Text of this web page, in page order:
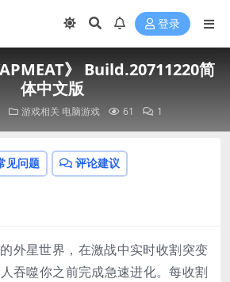
登录
》 Build.20711220简
体中文版
游戏相关 电脑游戏 61 1
见问题 评论建议
外星世界，在激战中实时收割突变
吞噬你之前完成急速进化。每收割